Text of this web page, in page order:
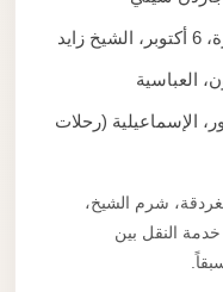
العباسية
الإسماعيلية (رحلات
شرم الشيخ،
النقل بين